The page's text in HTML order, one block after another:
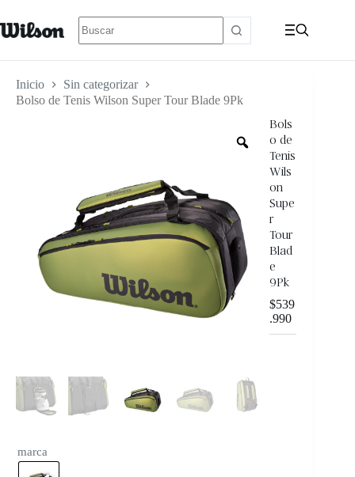
Inicio
Sin categorizar
Bolso de Tenis Wilson Super Tour Blade 9Pk
Bols
o de
Tenis
Wils
on
Supe
r
Tour
Blad
e
9Pk
$539
.990
marca